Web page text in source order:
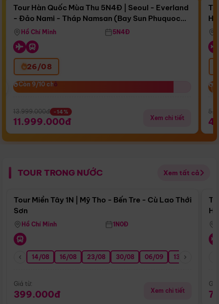
Còn15 ngày 17:16:59
Bay Sun Phuquoc Airways
Tour Hàn Quốc Mùa Thu 5N4Đ | Seoul - Everland
- Đảo Nami - Tháp Namsan (Bay Sun Phuquoc
Airways)
Hồ Chí Minh 5N4Đ
26/08
Còn 9/10 chỗ
Còn 9/10 chỗ
13.999.000đ -14%
11.999.000đ Xem chi tiết
TOUR TRONG NƯỚC Xem tất cả
Điểm nổi bật
Tour Miền Tây 1N | Mỹ Tho - Bến Tre - Cù Lao Thới
Sơn
Hồ Chí Minh 1N0Đ
14/08 16/08 23/08 30/08 06/09 13/09
Giá từ:
399.000đ Xem chi tiết